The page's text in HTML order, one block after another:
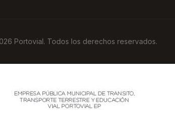
Portovial. Todos los derechos reservados.